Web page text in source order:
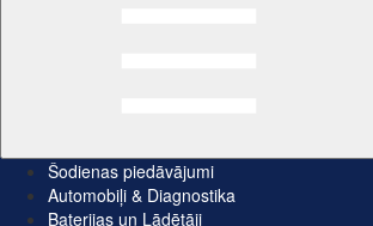
Šodienas piedāvājumi
Automobiļi & Diagnostika
Baterijas un Lādētāji